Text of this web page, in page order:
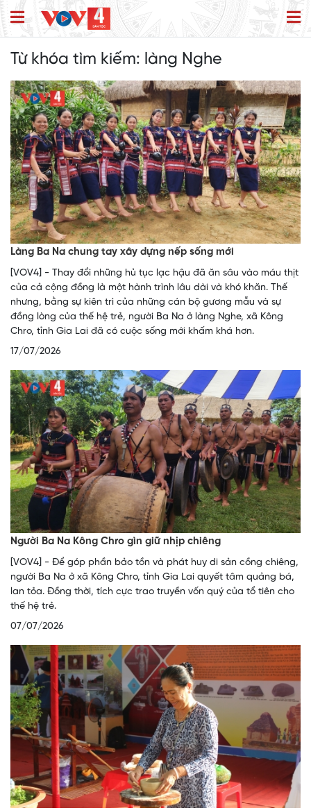
Từ khóa tìm kiếm: làng Nghe
Làng Ba Na chung tay xây dựng nếp sống mới
[VOV4] - Thay đổi những hủ tục lạc hậu đã ăn sâu vào máu thịt
của cả cộng đồng là một hành trình lâu dài và khó khăn. Thế
nhưng, bằng sự kiên trì của những cán bộ gương mẫu và sự
đồng lòng của thế hệ trẻ, người Ba Na ở làng Nghe, xã Kông
Chro, tỉnh Gia Lai đã có cuộc sống mới khấm khá hơn.
17/07/2026
Người Ba Na Kông Chro gìn giữ nhịp chiêng
[VOV4] - Để góp phần bảo tồn và phát huy di sản cồng chiêng,
người Ba Na ở xã Kông Chro, tỉnh Gia Lai quyết tâm quảng bá,
lan tỏa. Đồng thời, tích cực trao truyền vốn quý của tổ tiên cho
thế hệ trẻ.
07/07/2026